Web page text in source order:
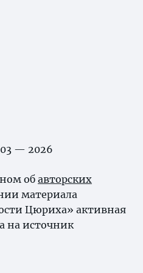
— 2026
об авторских
материала
Цюриха» активная
на источник